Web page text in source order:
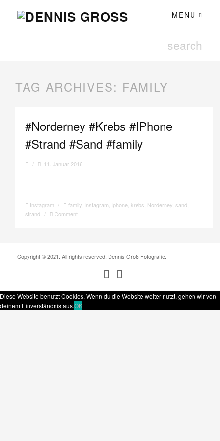
MENU
TAG ARCHIVES: FAMILY
#Norderney #Krebs #IPhone
#Strand #Sand #family
/ 11. Januar 2016
Instagram / family, Instagram Iphone, krebs Norderney, sand
strand / Comment
Copyright © 2021. All rights reserved. Dennis Groß Fotografie.
Diese Website benutzt Cookies. Wenn du die Website weiter nutzt, gehen wir von
deinem Einverständnis aus.OK